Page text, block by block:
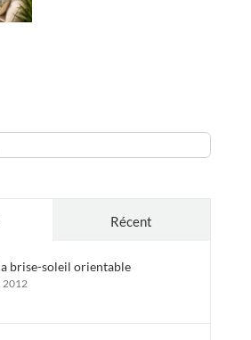
Récent
brise-soleil orientable
2012